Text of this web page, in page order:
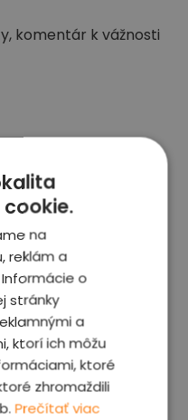
komentár k vážnosti
nafotíme
na
reklám a
o
stránky
a
ktorí ich môžu
ktoré
zhromaždili
Prečítať viac